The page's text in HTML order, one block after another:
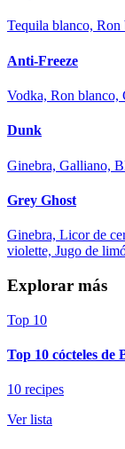
Tequila blanco,
Anti-Freeze
Vodka, Ron blanco,
Dunk
Ginebra, Galliano,
Grey Ghost
Ginebra, Licor de
violette, Jugo de
Explorar más
Top 10
Top 10 cócteles de
10 recipes
Ver lista